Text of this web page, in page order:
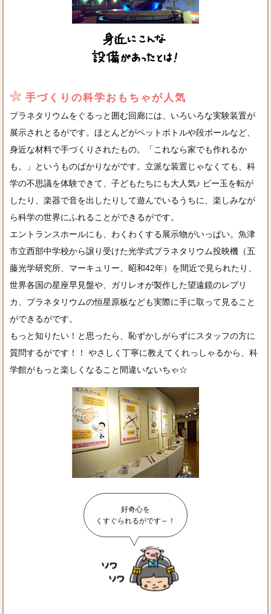
手づくりの科学おもちゃが人気
プラネタリウムをぐるっと囲む回廊には、いろいろな実験装置が
展示されとるがです。ほとんどがペットボトルや段ボールなど、
身近な材料で手づくりされたもの。「これなら家でも作れるか
も。」というものばかりながです。立派な装置じゃなくても、科
学の不思議を体験できて、子どもたちにも大人気♪ ビー玉を転が
したり、楽器で音を出したりして遊んでいるうちに、楽しみなが
ら科学の世界にふれることができるがです。
エントランスホールにも、わくわくする展示物がいっぱい。魚津
市立西部中学校から譲り受けた光学式プラネタリウム投映機（五
藤光学研究所、マーキュリー、昭和42年）を間近で見られたり、
世界各国の星座早見盤や、ガリレオが製作した望遠鏡のレプリ
カ、プラネタリウムの恒星原板なども実際に手に取って見ること
ができるがです。
もっと知りたい！と思ったら、恥ずかしがらずにスタッフの方に
質問するがです！！ やさしく丁寧に教えてくれっしゃるから、科
学館がもっと楽しくなること間違いないちゃ☆
好奇心を
くすぐられるがです～！